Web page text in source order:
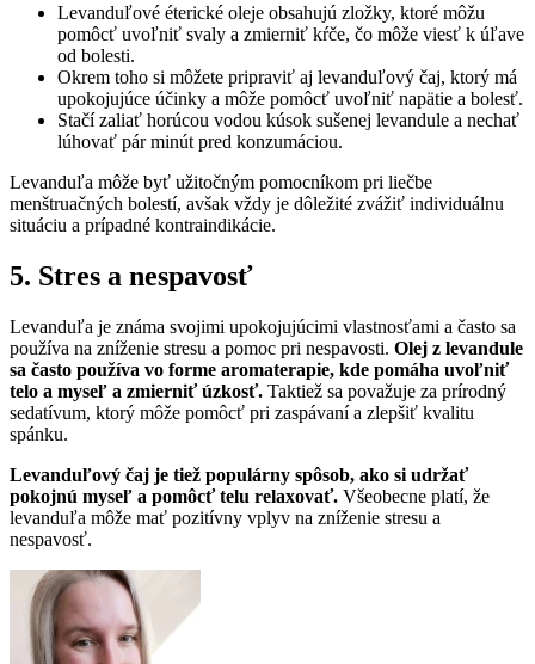
Levanduľové éterické oleje obsahujú zložky, ktoré môžu
pomôcť uvoľniť svaly a zmierniť kŕče, čo môže viesť k úľave
od bolesti.
Okrem toho si môžete pripraviť aj levanduľový čaj, ktorý má
upokojujúce účinky a môže pomôcť uvoľniť napätie a bolesť.
Stačí zaliať horúcou vodou kúsok sušenej levandule a nechať
lúhovať pár minút pred konzumáciou.
Levanduľa môže byť užitočným pomocníkom pri liečbe
menštruačných bolestí, avšak vždy je dôležité zvážiť individuálnu
situáciu a prípadné kontraindikácie.
5. Stres a nespavosť
Levanduľa je známa svojimi upokojujúcimi vlastnosťami a často sa
používa na zníženie stresu a pomoc pri nespavosti. Olej z levandule
sa často používa vo forme aromaterapie, kde pomáha uvoľniť
telo a myseľ a zmierniť úzkosť. Taktiež sa považuje za prírodný
sedatívum, ktorý môže pomôcť pri zaspávaní a zlepšiť kvalitu
spánku.
Levanduľový čaj je tiež populárny spôsob, ako si udržať
pokojnú myseľ a pomôcť telu relaxovať. Všeobecne platí, že
levanduľa môže mať pozitívny vplyv na zníženie stresu a
nespavosť.